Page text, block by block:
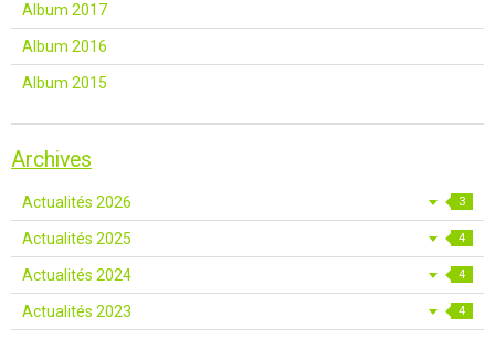
Album 2017
Album 2016
Album 2015
Archives
Actualités 2026 3
Actualités 2025 4
Actualités 2024 4
Actualités 2023 4